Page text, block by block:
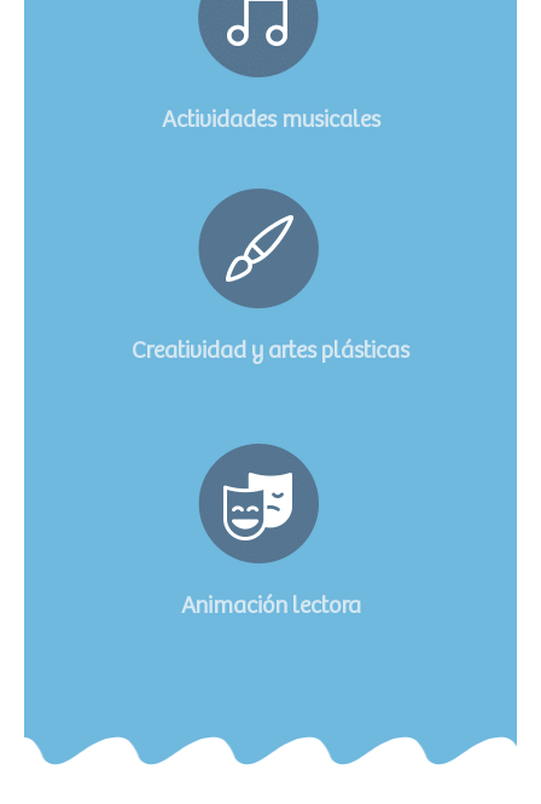
Actividades musicales
Creatividad y artes plásticas
Animación lectora